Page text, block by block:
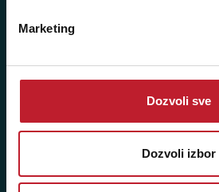
Marketing
Dozvoli sve
Dozvoli izbor
JIB: 4403444110009
NAŠE PRODAVNICE
+387 55 209 104